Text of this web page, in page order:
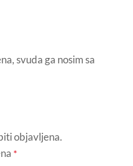
svuda ga nosim sa
objavljena.
*